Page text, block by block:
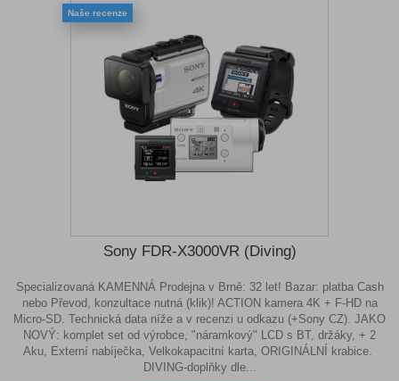
Naše recenze
Sony FDR-X3000VR (Diving)
Specializovaná KAMENNÁ Prodejna v Brně: 32 let! Bazar: platba Cash
nebo Převod, konzultace nutná (klik)! ACTION kamera 4K + F-HD na
Micro-SD. Technická data níže a v recenzi u odkazu (+Sony CZ). JAKO
NOVÝ: komplet set od výrobce, "náramkový" LCD s BT, držáky, + 2
Aku, Externí nabíječka, Velkokapacitní karta, ORIGINÁLNÍ krabice.
DIVING-doplňky dle...